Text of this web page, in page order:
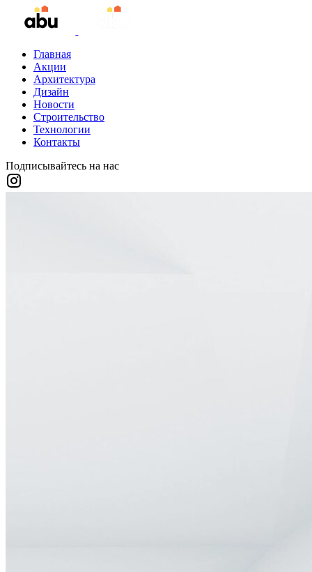
Главная
Акции
Архитектура
Дизайн
Новости
Строительство
Технологии
Контакты
Подписывайтесь на нас